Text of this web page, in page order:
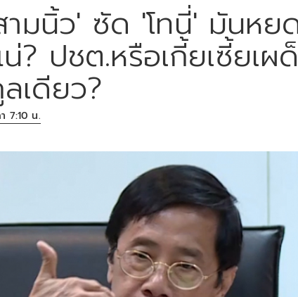
ามนิ้ว' ซัด 'โทนี่' มันหย
? ปชต.หรือเกี้ยเซี้ยเผ
เดียว?
7:10 น.